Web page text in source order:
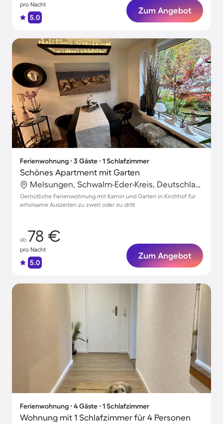
pro Nacht
5.0
Zum Angebot
Ferienwohnung ∙ 3 Gäste ∙ 1 Schlafzimmer
Schönes Apartment mit Garten
Melsungen, Schwalm-Eder-Kreis, Deutschland
Gemütliche Ferienwohnung mit Kamin und Garten in Kirchhof für
erholsame Auszeiten zu zweit oder zu dritt
ab 78 €
pro Nacht
5.0
Zum Angebot
Ferienwohnung ∙ 4 Gäste ∙ 1 Schlafzimmer
Wohnung mit 1 Schlafzimmer für 4 Personen